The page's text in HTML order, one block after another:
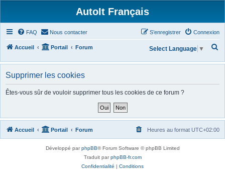
AutoIt Français
FAQ Nous contacter Connexion
S’enregistrer
Accueil Portail Forum
h
c
h
Select Language ▼
Supprimer les cookies
Êtes-vous sûr de vouloir supprimer tous les cookies de ce forum ?
Accueil Portail Forum Heures au format UTC+02:00
Développé parphpBB® Forum Software © phpBB Limited
Traduit parphpBB-fr.com
Confidentialité | Conditions